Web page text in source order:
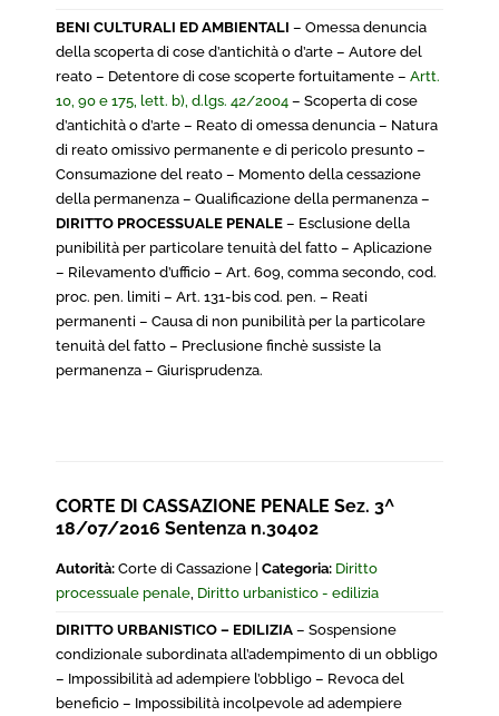
BENI CULTURALI ED AMBIENTALI – Omessa denuncia
della scoperta di cose d’antichità o d’arte – Autore del
reato – Detentore di cose scoperte fortuitamente – Artt.
10, 90 e 175, lett. b), d.lgs. 42/2004 – Scoperta di cose
d’antichità o d’arte – Reato di omessa denuncia – Natura
di reato omissivo permanente e di pericolo presunto –
Consumazione del reato – Momento della cessazione
della permanenza – Qualificazione della permanenza –
DIRITTO PROCESSUALE PENALE – Esclusione della
punibilità per particolare tenuità del fatto – Aplicazione
– Rilevamento d’ufficio – Art. 609, comma secondo, cod.
proc. pen. limiti – Art. 131-bis cod. pen. – Reati
permanenti – Causa di non punibilità per la particolare
tenuità del fatto – Preclusione finchè sussiste la
permanenza – Giurisprudenza.
CORTE DI CASSAZIONE PENALE Sez. 3^
18/07/2016 Sentenza n.30402
Autorità: Corte di Cassazione | Categoria: Diritto
processuale penale, Diritto urbanistico - edilizia
DIRITTO URBANISTICO – EDILIZIA – Sospensione
condizionale subordinata all’adempimento di un obbligo
– Impossibilità ad adempiere l’obbligo – Revoca del
beneficio – Impossibilità incolpevole ad adempiere